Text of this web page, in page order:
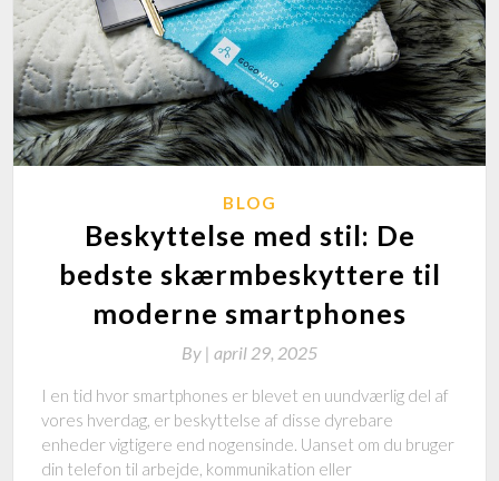
BLOG
Beskyttelse med stil: De
bedste skærmbeskyttere til
moderne smartphones
By | april 29, 2025
I en tid hvor smartphones er blevet en uundværlig del af
vores hverdag, er beskyttelse af disse dyrebare
enheder vigtigere end nogensinde. Uanset om du bruger
din telefon til arbejde, kommunikation eller